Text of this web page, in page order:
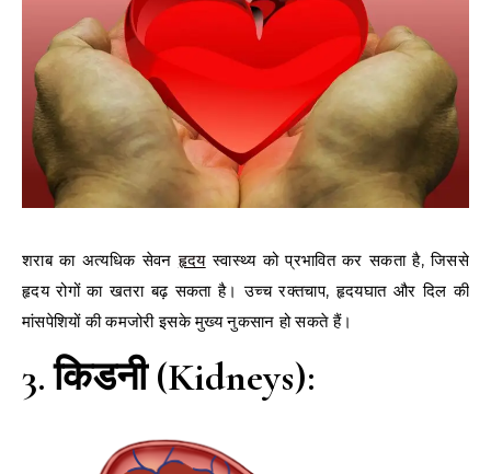
शराब का अत्यधिक सेवनहृदयस्वास्थ्य को प्रभावित कर सकता है, जिससे
हृदय रोगों का खतरा बढ़ सकता है। उच्च रक्तचाप, हृदयघात और दिल की
मांसपेशियों की कमजोरी इसके मुख्य नुकसान हो सकते हैं।
3. किडनी (Kidneys):